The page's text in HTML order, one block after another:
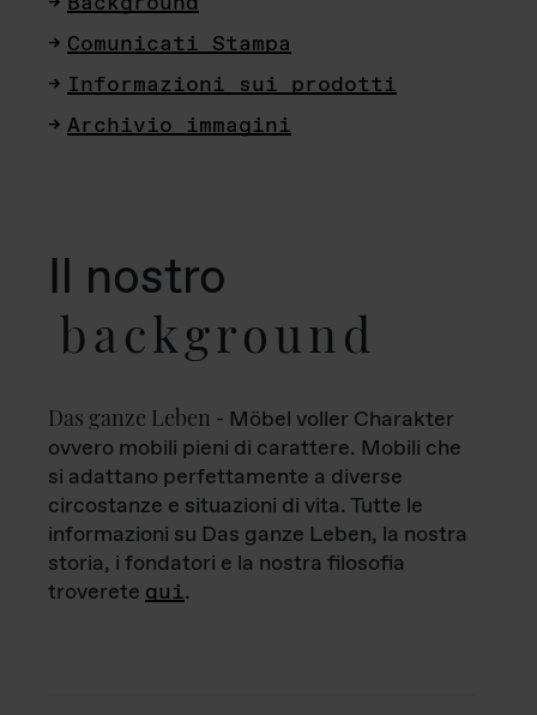
Comunicati Stampa
Informazioni sui prodotti
Archivio immagini
Il nostro
background
Das ganze Leben - Möbel voller Charakter
ovvero mobili pieni di carattere. Mobili che
si adattano perfettamente a diverse
circostanze e situazioni di vita. Tutte le
informazioni su Das ganze Leben, la nostra
storia, i fondatori e la nostra filosofia
troverete qui.